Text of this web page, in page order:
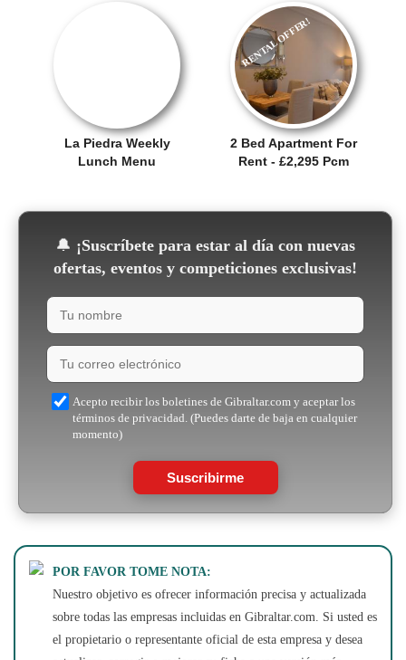
La Piedra Weekly
Lunch Menu
2 Bed Apartment For
Rent - £2,295 Pcm
RENTAL OFFER!
🔔 ¡Suscríbete para estar al día con nuevas
ofertas, eventos y competiciones exclusivas!
Acepto recibir los boletines de Gibraltar.com y aceptar los
términos de privacidad. (Puedes darte de baja en cualquier
momento)
Suscribirme
POR FAVOR TOME NOTA:
Nuestro objetivo es ofrecer información precisa y actualizada
sobre todas las empresas incluidas en Gibraltar.com. Si usted es
el propietario o representante oficial de esta empresa y desea